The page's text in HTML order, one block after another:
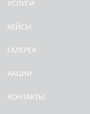
УСЛУГИ
КЕЙСЫ
ГАЛЕРЕЯ
АКЦИИ
КОНТАКТЫ